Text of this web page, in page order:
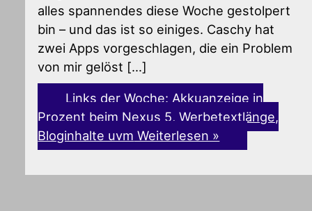
alles spannendes diese Woche gestolpert
bin – und das ist so einiges. Caschy hat
zwei Apps vorgeschlagen, die ein Problem
von mir gelöst […]
Links der Woche: Akkuanzeige in
Prozent beim Nexus 5, Werbetextlänge,
Bloginhalte uvm Weiterlesen »